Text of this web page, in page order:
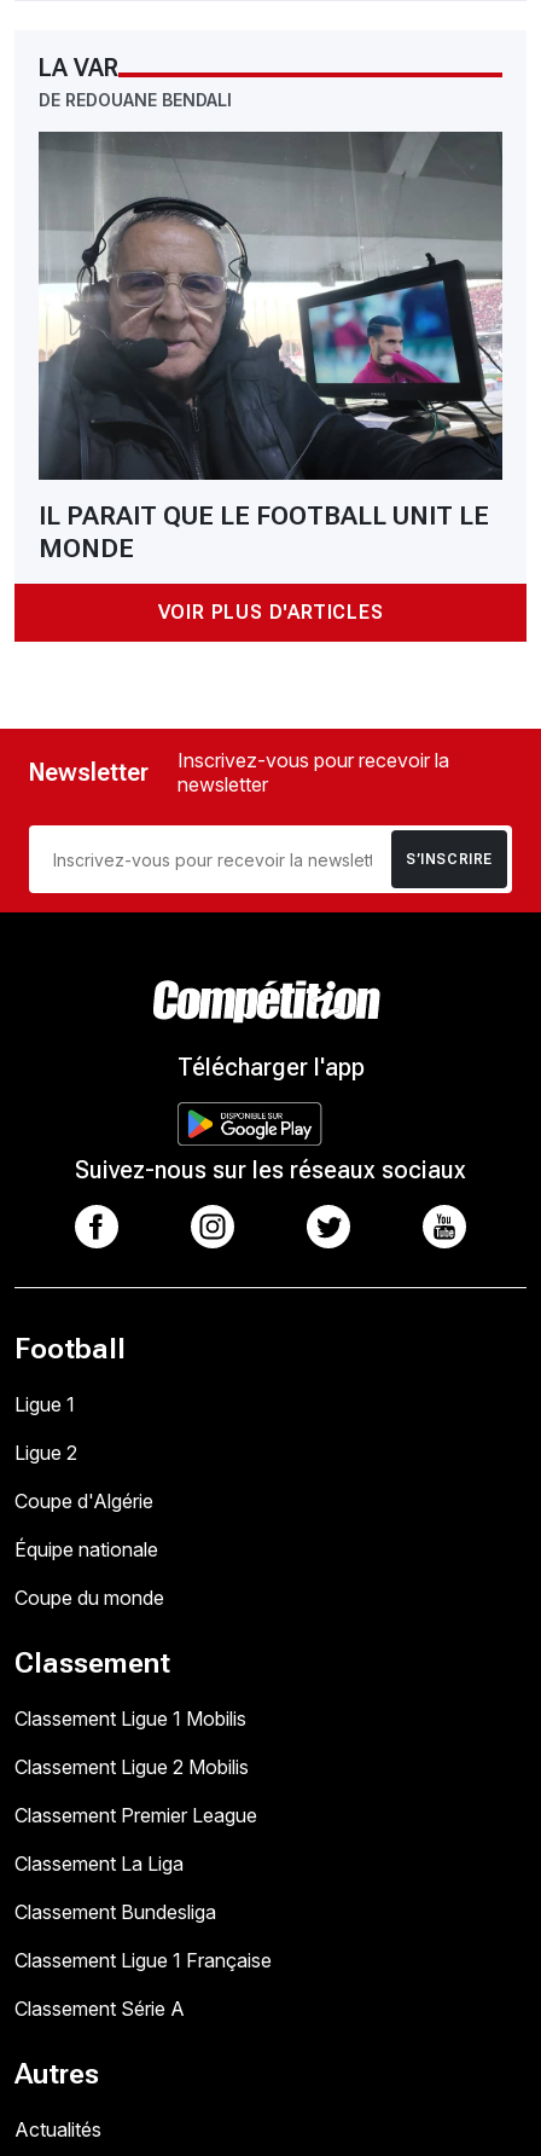
LA VAR
DE REDOUANE BENDALI
IL PARAIT QUE LE FOOTBALL UNIT LE
MONDE
VOIR PLUS D'ARTICLES
Newsletter
Inscrivez-vous pour recevoir la
newsletter
S’INSCRIRE
Télécharger l'app
Suivez-nous sur les réseaux sociaux
Football
Ligue 1
Ligue 2
Coupe d'Algérie
Équipe nationale
Coupe du monde
Classement
Classement Ligue 1 Mobilis
Classement Ligue 2 Mobilis
Classement Premier League
Classement La Liga
Classement Bundesliga
Classement Ligue 1 Française
Classement Série A
Autres
Actualités